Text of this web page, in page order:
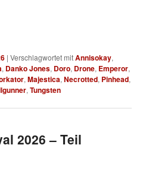
|Verschlagwortet mitAnnisokay,
, Danko Jones, Doro, Drone, Emperor,
,Majestica,Necrotted, Pinhead,
,Tungsten
2026 – Teil